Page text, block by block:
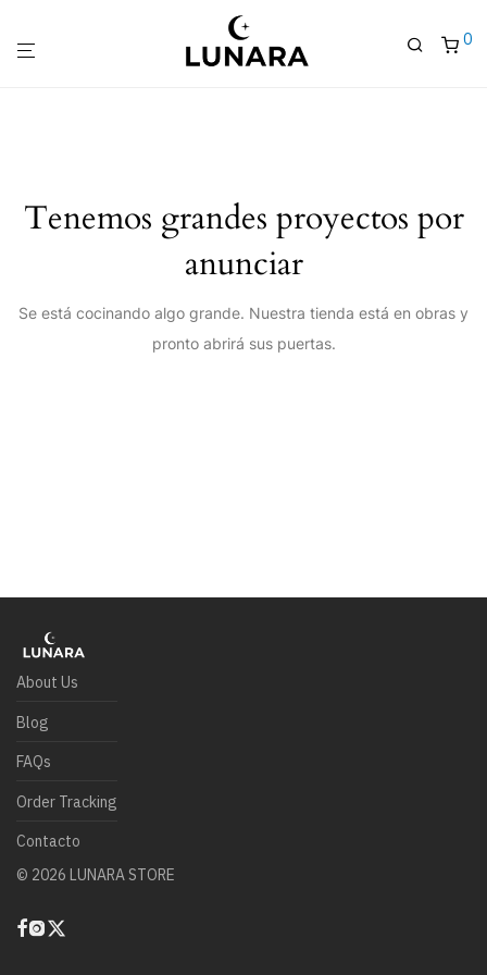
0
Tenemos grandes proyectos por
anunciar
Se está cocinando algo grande. Nuestra tienda está en obras y
pronto abrirá sus puertas.
About Us
Blog
FAQs
Order Tracking
Contacto
© 2026 LUNARA STORE